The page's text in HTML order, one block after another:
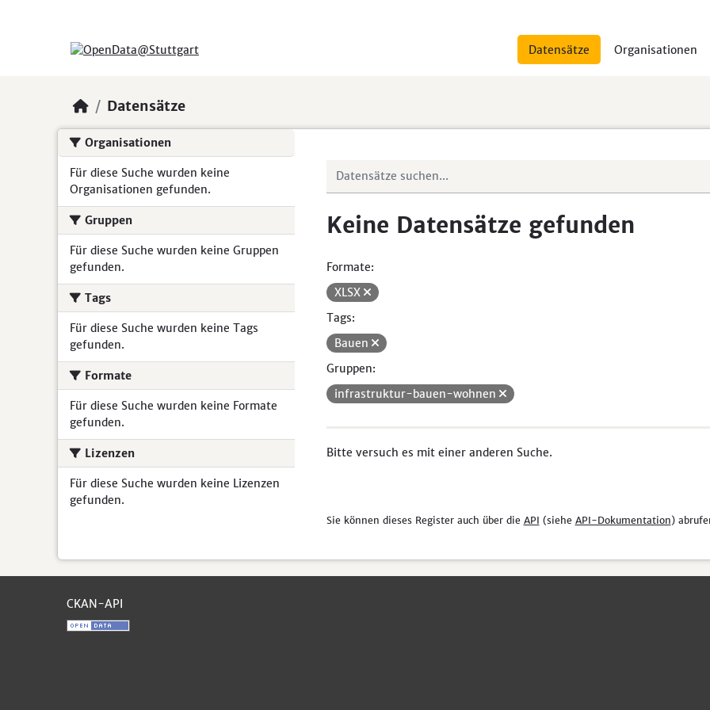
Datensätze Organisationen
Datensätze
Organisationen
Für diese Suche wurden keine
Organisationen gefunden.
Gruppen
Für diese Suche wurden keine Gruppen
gefunden.
Tags
Für diese Suche wurden keine Tags
gefunden.
Formate
Für diese Suche wurden keine Formate
gefunden.
Lizenzen
Für diese Suche wurden keine Lizenzen
gefunden.
Keine Datensätze gefunden
Formate:
XLSX
Tags:
Bauen
Gruppen:
infrastruktur-bauen-wohnen
Bitte versuch es mit einer anderen Suche.
Sie können dieses Register auch über die API (siehe API-Dokumentation)
CKAN-API